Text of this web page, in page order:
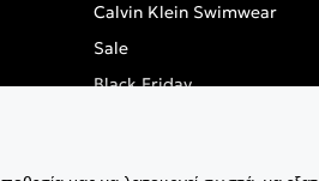
Calvin Klein Swimwear
Sale
Black Friday